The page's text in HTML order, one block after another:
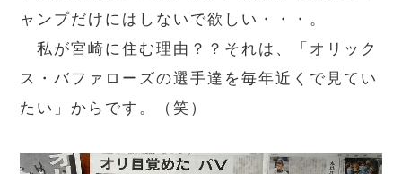
ャンプだけにはしないで欲しい・・・。
私が宮崎に住む理由？？それは、
「オリック
ス・バファローズの選手達を毎年近くで見てい
たい」からです。（笑）